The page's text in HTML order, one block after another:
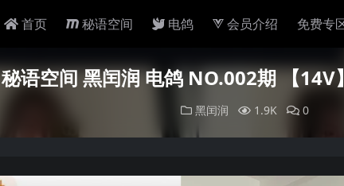
首页 秘语空间 电鸽 会员介绍 免费专
秘语空间 黑闰润 电鸽 NO.002期 【14V
黑闰润 1.9K 0